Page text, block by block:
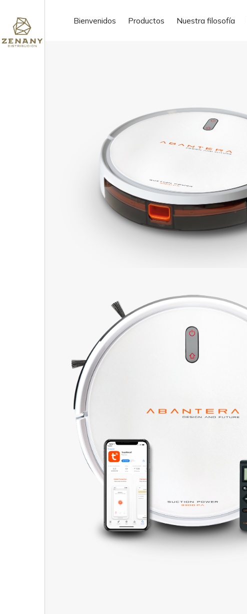
Bienvenidos Productos Nuestra filosofía
ofertas de trabajo